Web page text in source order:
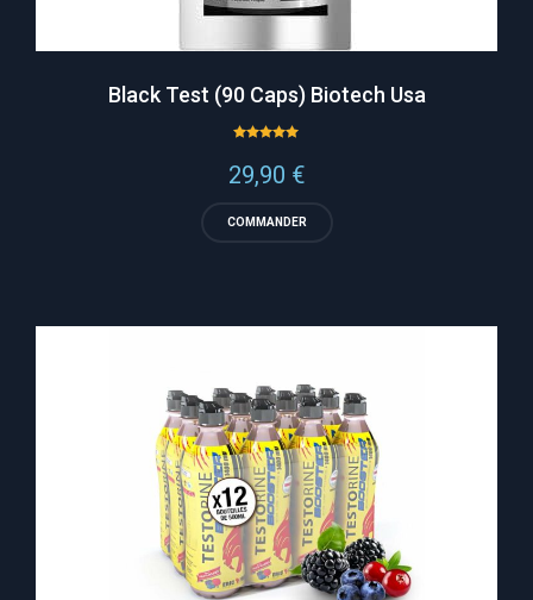
Black Test (90 Caps) Biotech Usa
sur 5
29,90 €
COMMANDER